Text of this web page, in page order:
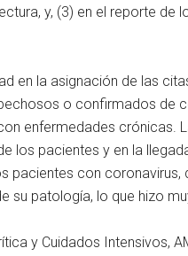
y, (3) en el reporte de
en la asignación de las
o confirmados de
enfermedades crónicas.
los pacientes y en la
pacientes con
su patología, lo que hizo
y Cuidados Intensivos,